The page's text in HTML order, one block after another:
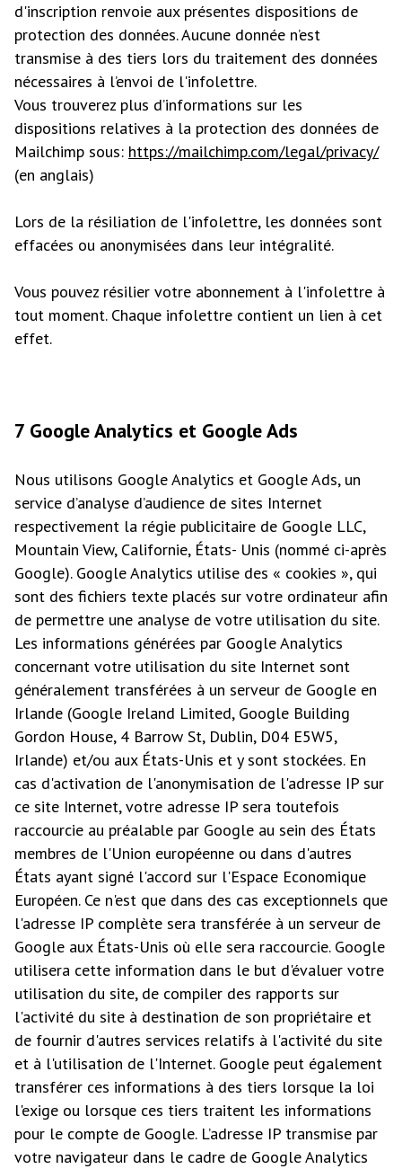
d'inscription renvoie aux présentes dispositions de
protection des données. Aucune donnée n’est
transmise à des tiers lors du traitement des données
nécessaires à l’envoi de l'infolettre.
Vous trouverez plus d’informations sur les
dispositions relatives à la protection des données de
Mailchimp sous: https://mailchimp.com/legal/privacy/
(en anglais)
Lors de la résiliation de l'infolettre, les données sont
effacées ou anonymisées dans leur intégralité.
Vous pouvez résilier votre abonnement à l'infolettre à
tout moment. Chaque infolettre contient un lien à cet
effet.
7 Google Analytics et Google Ads
Nous utilisons Google Analytics et Google Ads, un
service d’analyse d’audience de sites Internet
respectivement la régie publicitaire de Google LLC,
Mountain View, Californie, États- Unis (nommé ci-après
Google). Google Analytics utilise des « cookies », qui
sont des fichiers texte placés sur votre ordinateur afin
de permettre une analyse de votre utilisation du site.
Les informations générées par Google Analytics
concernant votre utilisation du site Internet sont
généralement transférées à un serveur de Google en
Irlande (Google Ireland Limited, Google Building
Gordon House, 4 Barrow St, Dublin, D04 E5W5,
Irlande) et/ou aux États-Unis et y sont stockées. En
cas d'activation de l'anonymisation de l'adresse IP sur
ce site Internet, votre adresse IP sera toutefois
raccourcie au préalable par Google au sein des États
membres de l'Union européenne ou dans d'autres
États ayant signé l'accord sur l'Espace Economique
Européen. Ce n'est que dans des cas exceptionnels que
l'adresse IP complète sera transférée à un serveur de
Google aux États-Unis où elle sera raccourcie. Google
utilisera cette information dans le but d'évaluer votre
utilisation du site, de compiler des rapports sur
l'activité du site à destination de son propriétaire et
de fournir d'autres services relatifs à l'activité du site
et à l'utilisation de l'Internet. Google peut également
transférer ces informations à des tiers lorsque la loi
l'exige ou lorsque ces tiers traitent les informations
pour le compte de Google. L’adresse IP transmise par
votre navigateur dans le cadre de Google Analytics